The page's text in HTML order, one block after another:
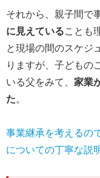
それから、親子間で
に見えていることも
と現場の間のスケジ
りますが、子どもの
いる父をみて、 家業
た。
事業継承を考えるの
についての丁寧な説